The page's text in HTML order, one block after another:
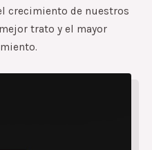
crecimiento de nuestros
trato y el mayor